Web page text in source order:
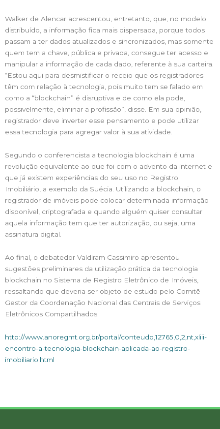
Walker de Alencar acrescentou, entretanto, que, no modelo
distribuído, a informação fica mais dispersada, porque todos
passam a ter dados atualizados e sincronizados, mas somente
quem tem a chave, pública e privada, consegue ter acesso e
manipular a informação de cada dado, referente à sua carteira.
“Estou aqui para desmistificar o receio que os registradores
têm com relação à tecnologia, pois muito tem se falado em
como a “blockchain” é disruptiva e de como ela pode,
possivelmente, eliminar a profissão”, disse. Em sua opinião,
registrador deve inverter esse pensamento e pode utilizar
essa tecnologia para agregar valor à sua atividade.
Segundo o conferencista a tecnologia blockchain é uma
revolução equivalente ao que foi com o advento da internet e
que já existem experiências do seu uso no Registro
Imobiliário, a exemplo da Suécia. Utilizando a blockchain, o
registrador de imóveis pode colocar determinada informação
disponível, criptografada e quando alguém quiser consultar
aquela informação tem que ter autorização, ou seja, uma
assinatura digital.
Ao final, o debatedor Valdiram Cassimiro apresentou
sugestões preliminares da utilização prática da tecnologia
blockchain no Sistema de Registro Eletrônico de Imóveis,
ressaltando que deveria ser objeto de estudo pelo Comitê
Gestor da Coordenação Nacional das Centrais de Serviços
Eletrônicos Compartilhados.
http://www.anoregmt.org.br/portal/conteudo,12765,0,2,nt,xliii-
encontro-a-tecnologia-blockchain-aplicada-ao-registro-
imobiliario.html